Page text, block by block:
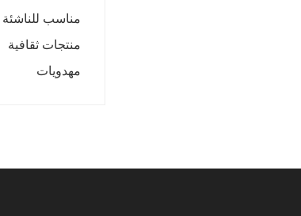
مناسب للناشئة
منتجات ثقافية
مهدويات